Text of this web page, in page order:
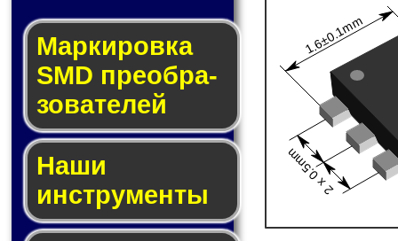
Мар­ки­ров­ка
SMD пре­об­ра­
зо­ва­те­лей
Наши
инструменты
1.6±0.1mm
2 x 0.5mm